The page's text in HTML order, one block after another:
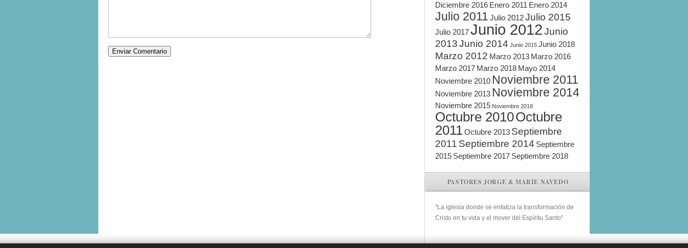
Diciembre 2016 Enero 2011 Enero 2014
Julio 2011 Julio 2012Julio 2015
Julio 2017Junio 2012Junio
2013Junio 2014 Junio 2015 Junio 2018
Marzo 2012 Marzo 2013 Marzo 2016
Marzo 2017 Marzo 2018 Mayo 2014
Noviembre 2010 Noviembre 2011
Noviembre 2013 Noviembre 2014
Noviembre 2015 Noviembre 2018
Octubre 2010Octubre
2011Octubre 2013 Septiembre
2011 Septiembre 2014 Septiembre
2015 Septiembre 2017 Septiembre 2018
PASTORES JORGE & MARIE NAVEDO
"La iglesia donde se enfatiza la transformación de
Cristo en tu vida y el mover del Espíritu Santo"